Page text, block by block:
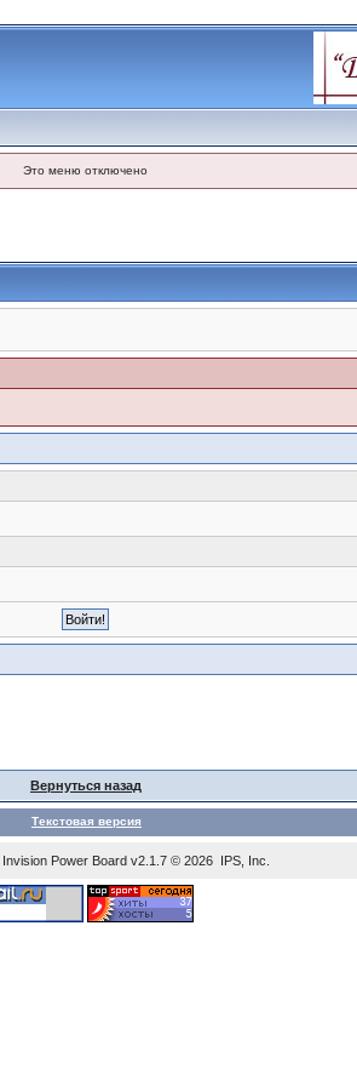
Это меню отключено
Вернуться назад
Текстовая версия
Invision Power Board v2.1.7 © 2026 IPS, Inc.